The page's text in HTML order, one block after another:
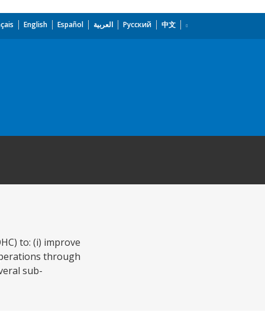
English Español العربية Русский 中文
to: (i) improve
through
sub-